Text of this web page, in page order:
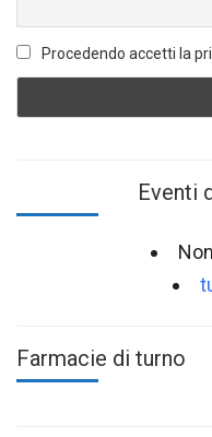
Procedendo accetti la
Eventi
Farmacie di turno